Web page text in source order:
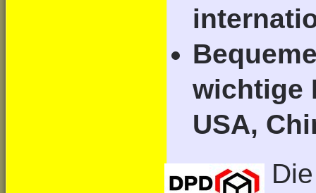
wichtige
USA,